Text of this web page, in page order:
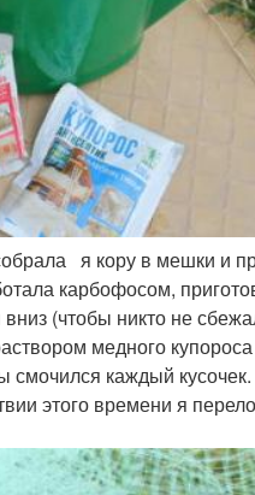
я кору в мешки и
карбофосом,
(чтобы никто не
медного купороса
каждый
этого времени я